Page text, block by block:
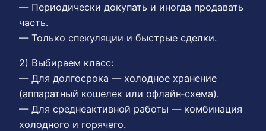
— Периодически докупать и иногда продавать
часть.
— Только спекуляции и быстрые сделки.
2) Выбираем класс:
— Для долгосрока — холодное хранение
(аппаратный кошелек или офлайн‑схема).
— Для среднеактивной работы — комбинация
холодного и горячего.